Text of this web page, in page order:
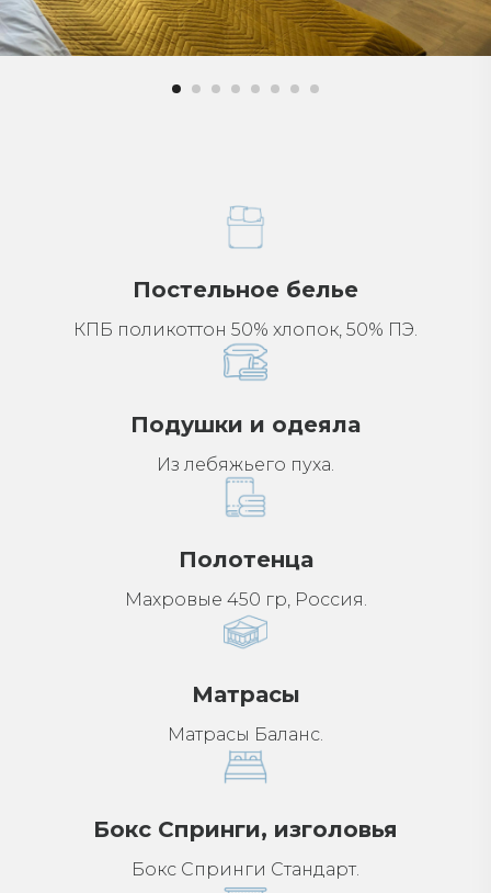
Постельное белье
КПБ поликоттон 50% хлопок, 50% ПЭ.
Подушки и одеяла
Из лебяжьего пуха.
Полотенца
Махровые 450 гр, Россия.
Матрасы
Матрасы Баланс.
Бокс Спринги, изголовья
Бокс Спринги Стандарт.